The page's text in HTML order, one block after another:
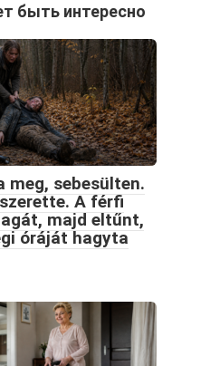
быть интересно
meg, sebesülten.
A férfi
majd eltűnt,
óráját hagyta